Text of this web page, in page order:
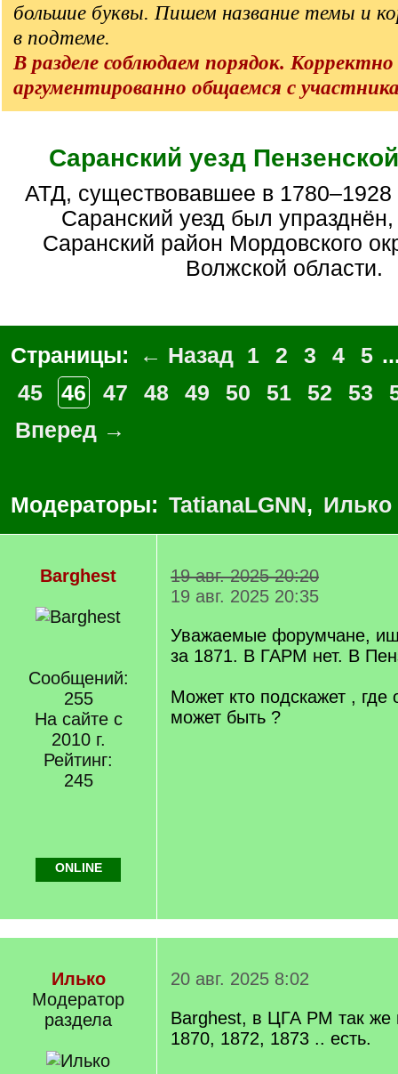
большие буквы. Пишем название темы и
в подтеме.
В разделе соблюдаем порядок.
аргументированно общаемся с
Саранский уезд
АТД, существовавшее в 1780–1928 гг. В 1928 году
Саранский уезд был
Саранский район Мордовского
Волжской области.
Страницы: ← Назад 1 2 3 4 5
45
46 47 48 49 50 51 52 53
Вперед →
Модераторы: TatianaLGNN, Илько
Barghest
Сообщений:
255
На сайте с
2010 г.
Рейтинг:
245
19 авг. 2025 20:20
19 авг. 2025 20:35
Уважаемые форумчане,
за 1871. В ГАРМ нет. В
Может кто подскажет ,
может быть ?
ONLINE
Илько
Модератор
раздела
20 авг. 2025 8:02
Barghest, в ЦГА РМ так же
1870, 1872, 1873 .. есть.